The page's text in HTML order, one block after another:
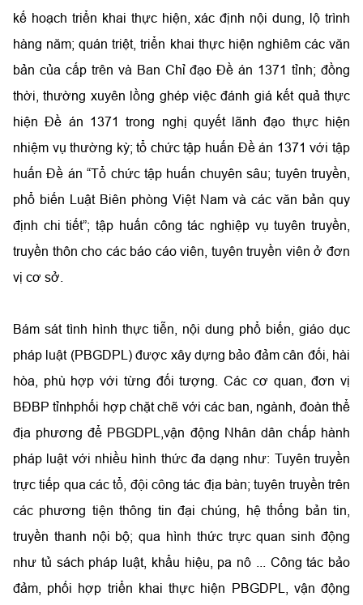
kế hoạch triển khai thực hiện, xác định nội dung, lộ trình
hàng năm;quán triệt, triển khai thực hiện nghiêm các văn
bản của cấp trên và Ban Chỉ đạo Đề án 1371 tỉnh; đồng
thời, thường xuyên lồng ghép việc đánh giá kết quả thực
hiện Đề án 1371 trong nghị quyết lãnh đạo thực hiện
nhiệm vụ thường kỳ; tổ chức tập huấn Đề án 1371 với tập
huấn Đề án “Tổ chức tập huấn chuyên sâu; tuyên truyền,
phổ biến Luật Biên phòng Việt Nam và các văn bản quy
định chi tiết”; tập huấn công tác nghiệp vụ tuyên truyền,
truyền thôn cho các báo cáo viên, tuyên truyền viên ở đơn
vị cơ sở.
Bám sát tình hình thực tiễn, nội dung phổ biến, giáo dục
pháp luật (PBGDPL) được xây dựng bảo đảm cân đối, hài
hòa, phù hợp với từng đối tượng. Các cơ quan, đơn vị
BĐBP tỉnhphối hợp chặt chẽ với các ban, ngành, đoàn thể
địa phương để PBGDPL,vận động Nhân dân chấp hành
pháp luật với nhiều hình thức đa dạng như: Tuyên truyền
trực tiếp qua các tổ, đội công tác địa bàn; tuyên truyền trên
các phương tiện thông tin đại chúng, hệ thống bản tin,
truyền thanh nội bộ; qua hình thức trực quan sinh động
như tủ sách pháp luật, khẩu hiệu, pa nô ... Công tác bảo
đảm, phối hợp triển khai thực hiện PBGDPL, vận động